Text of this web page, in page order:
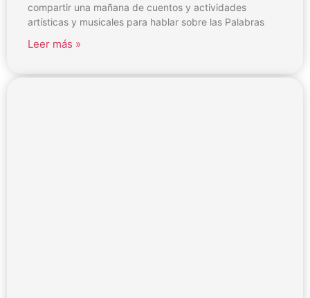
compartir una mañana de cuentos y actividades
artísticas y musicales para hablar sobre las Palabras
Leer más »